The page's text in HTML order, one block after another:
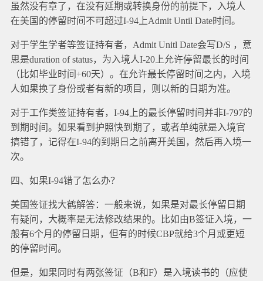
虽然没有章了，在没有延期或转换身份的前提下，入境人
在美国的停留时间不可超过I-94上Admit Until Date时间。
对于学生学者等签证持有者，Admit Unitl Date会写D/S ，意
思是duration of status，为入境人I-20上允许停留最长的时间
（比如毕业时间+60天）。在允许最长停留时间之内，入境
人如果换了身份或者有新的项目，则以新的日期为准。
对于工作类签证持有者，I-94上的最长停留时间并非I-797的
到期时间。如果看到护照快到期了，或者单纯就是入境官
搞错了，记得在I-94的到期日之前离开美国，然后再入境一
次。
四、如果I-94错了怎么办？
美国签证找大鹤解答：一般来说，如果是对最长停留日期
有疑问，大概率是无法修改结果的。比如由B签证入境，一
般有6个月的停留日期，但有的时候CBP就给3个月或更短
的停留时间。
但是，如果同时有两张签证（B和F）是入境读书的（应使